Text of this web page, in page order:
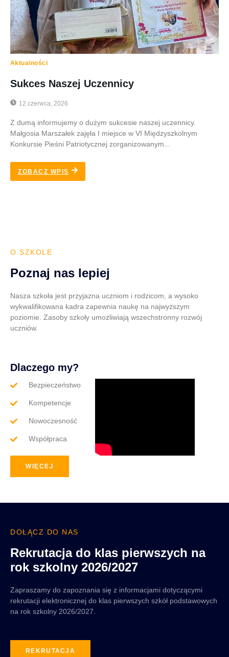
Aktualności
Sukces Naszej Uczennicy
12 czerwca, 2026
Z dumą informujemy o dużym sukcesie naszej uczennicy.
Małgosia Marszałek zajęła I miejsce w VI Międzyszkolnym
Konkursie Pieśni Patriotycznej zorganizowanym...
ZOBACZ WPIS
O SZKOLE
Poznaj nas lepiej
Nasza szkoła jest przyjazna uczniom i rodzicom, a wysoko
wykwalifikowana kadra zapewnia naukę na najwyższym
poziomie. Zasoby szkoły umożliwiają wszechstronny rozwój
uczniów.
Dlaczego my?
Bezpieczeństwo
Kompetencje
Nowoczesność
Współpraca
WIĘCEJ
DOŁĄCZ DO NAS
Rekrutacja do klas pierwszych na
rok szkolny 2026/2027
Zapraszamy do zapoznania się z informacjami dotyczącymi
rekrutacji elektronicznej do klas pierwszych szkół podstawowych
na rok szkolny 2026/2027.
REKRUTACJA